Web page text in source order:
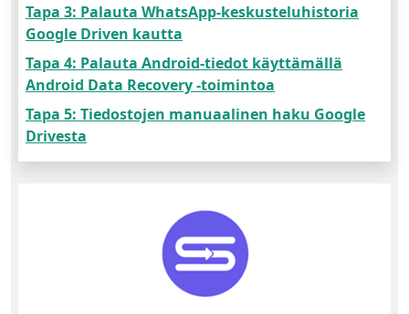
Tapa 3: Palauta WhatsApp-keskusteluhistoria
Google Driven kautta
Tapa 4: Palauta Android-tiedot käyttämällä
Android Data Recovery -toimintoa
Tapa 5: Tiedostojen manuaalinen haku Google
Drivesta